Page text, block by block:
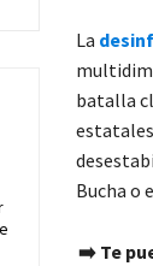
La
batalla
Bucha o
➡️ Te